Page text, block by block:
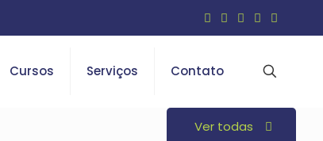
Cursos Serviços Contato
Ver todas